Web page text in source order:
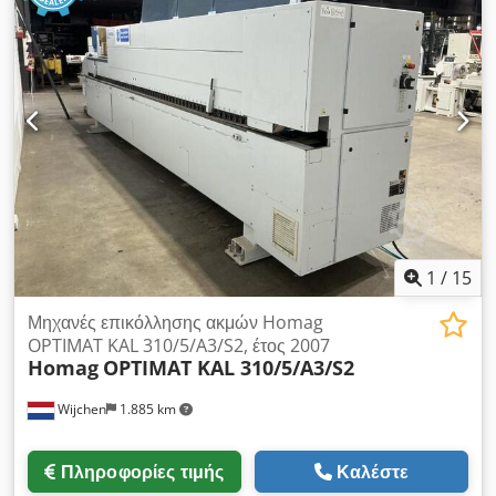
κατεργαζόμενου τεμαχίου: από 0,3, 4 έως -8,50 mm Διάμετρος
εξαγωγής: 3 x 60 mm Ύψος εργασίας: 950 mm Ταχύτητα
προώθησης / Ταχύτητα συγκόλλησης: 10 m/min Κόψιμο
ρολού max: 0,4 mm - 3,0x45 mm Επίπεδο θορύβου: 84 έως
87 db(A) Διαστάσεις μεταφοράς/συνολικές:
Μ3.450xΠ1300xΥ2180mm Καθαρό βάρος: 1200 kg Το
μηχάνημα διαθέτει τμήμα καθαρισμού που λείπει. Τιμή: 2.895
Ευρώ + ΦΠΑ, διαπραγματεύσιμη, FCA: Οραντέα/Ρουμανία Με
επιφύλαξη λαθών, αλλαγών και ενδιάμεσης πώλησης.
1 / 15
Wijchen 1.885 km
Μηχανές επικόλλησης ακμών Homag
OPTIMAT KAL 310/5/A3/S2, έτος 2007
Homag OPTIMAT KAL 310/5/A3/S2
Πληροφορίες τιμής Καλέστε